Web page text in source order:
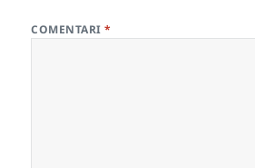
COMENTARI*